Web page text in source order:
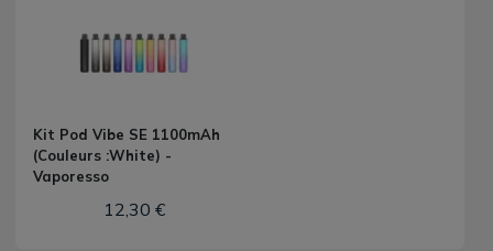
Kit Pod Vibe SE 1100mAh
(Couleurs :White) -
Vaporesso
12,30 €